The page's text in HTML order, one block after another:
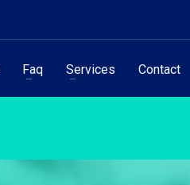
Faq Services Contact